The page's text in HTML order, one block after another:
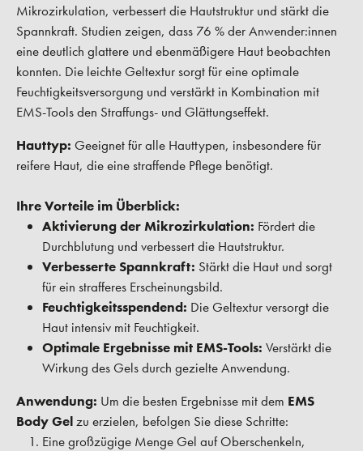
Mikrozirkulation, verbessert die Hautstruktur und stärkt die
Spannkraft. Studien zeigen, dass 76 % der Anwender:innen
eine deutlich glattere und ebenmäßigere Haut beobachten
konnten. Die leichte Geltextur sorgt für eine optimale
Feuchtigkeitsversorgung und verstärkt in Kombination mit
EMS-Tools den Straffungs- und Glättungseffekt.
Hauttyp: Geeignet für alle Hauttypen, insbesondere für
reifere Haut, die eine straffende Pflege benötigt.
Ihre Vorteile im Überblick:
Aktivierung der Mikrozirkulation: Fördert die
Durchblutung und verbessert die Hautstruktur.
Verbesserte Spannkraft: Stärkt die Haut und sorgt
für ein strafferes Erscheinungsbild.
Feuchtigkeitsspendend: Die Geltextur versorgt die
Haut intensiv mit Feuchtigkeit.
Optimale Ergebnisse mit EMS-Tools: Verstärkt die
Wirkung des Gels durch gezielte Anwendung.
Anwendung: Um die besten Ergebnisse mit dem EMS
Body Gelzu erzielen, befolgen Sie diese Schritte:
Eine großzügige Menge Gel auf Oberschenkeln,